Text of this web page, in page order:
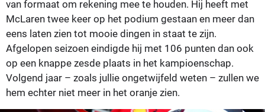
van formaat om rekening mee te houden. Hij heeft met
McLaren twee keer op het podium gestaan en meer dan
eens laten zien tot mooie dingen in staat te zijn.
Afgelopen seizoen eindigde hij met 106 punten dan ook
op een knappe zesde plaats in het kampioenschap.
Volgend jaar – zoals jullie ongetwijfeld weten – zullen we
hem echter niet meer in het oranje zien.